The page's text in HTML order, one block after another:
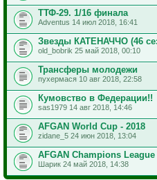
ТТФ-29. 1/16 финала
Adventus 14 июл 2018, 16:41
Звезды КАТЕНАЧЧО (46
old_bobrik 25 май 2018, 00:10
Трансферы молодежи
пухермася 10 авг 2018, 22:58
Кумовство в Федерации!!
sas1979 14 авг 2018, 14:46
AFGAN World Cup - 2018
zidane_5 24 июн 2018, 13:04
AFGAN Champions League
Шарик 24 май 2018, 14:38